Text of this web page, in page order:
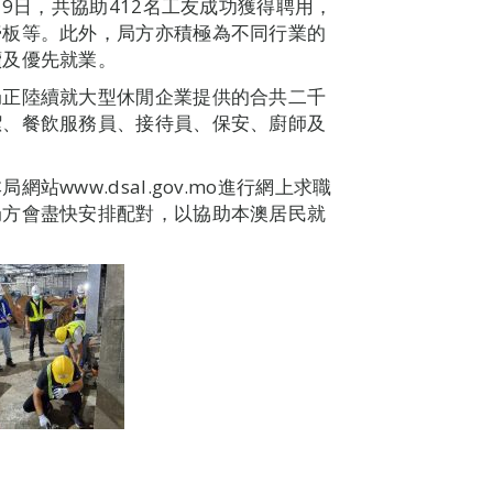
，共協助412名工友成功獲得聘用，
等。此外，局方亦積極為不同行業的
優先就業。
陸續就大型休閒企業提供的合共二千
餐飲服務員、接待員、保安、廚師及
網站www.dsal.gov.mo進行網上求職
會盡快安排配對，以協助本澳居民就